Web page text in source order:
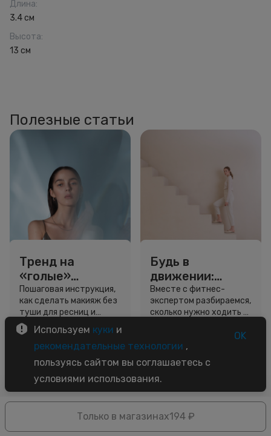
Только в магазинах194 ₽
Длина:
3.4 см
Высота:
13 см
Полезные статьи
Тренд на
«голые»
ресницы: как
выглядеть
свежо, не
используя тушь
Пошаговая инструкция,
как сделать макияж без
туши для ресниц и
звёздный образ для
вдохновения.
3 минуты
Будь в
движении:
сколько нужно
шагов для
красоты и
Вместе с фитнес-
экспертом разбираемся,
сколько нужно ходить и
5 минут
Используем куки и
рекомендательные технологии ,
пользуясь сайтом вы соглашаетесь с
условиями использования.
OK